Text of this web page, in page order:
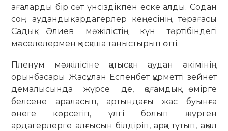
ағаларды бір сәт үнсіздікпен еске алды. Содан
соң аудандық ардагерлер кеңесінің төрағасы
Садық Әлиев мәжілістің күн тәртібіндегі
мәселелермен қысқаша таныстырып өтті.
Пленум мәжілісіне қатысқан аудан әкімінің
орынбасары Жасұлан Еспенбет құрметті зейнет
демалысында жүрсе де, қоғамдық өмірге
белсене араласып, артындағы жас буынға
өнеге көрсетіп, үлгі болып жүрген
ардагерлерге алғысын білдіріп, арқа тұтып, ақыл